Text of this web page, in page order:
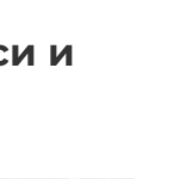
и